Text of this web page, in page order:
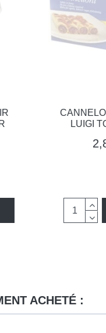
CANNELONI
LUIGI
2,80
ACHETÉ :